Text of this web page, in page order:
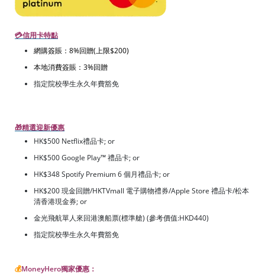
💳信用卡特點
網購簽賬：8%回贈(上限$200)
本地消費簽賬：3%回贈
指定院校學生永久年費豁免
🎁精選迎新優惠
HK$500 Netflix禮品卡; or
HK$500 Google Play™ 禮品卡; or
HK$348 Spotify Premium 6 個月禮品卡; or
HK$200 現金回贈/HKTVmall 電子購物禮券/Apple Store 禮品卡/松本
清香港現金券; or
金光飛航單人來回港澳船票(標準艙) (參考價值:HKD440)
指定院校學生永久年費豁免
💰MoneyHero獨家優惠：